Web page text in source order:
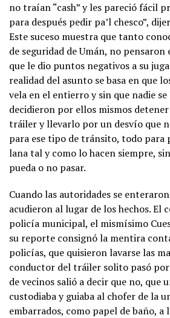
no traían “cash” y les pareció fácil
para después pedir pa’l chesco”,
Este suceso muestra que tanto
de seguridad de Umán, no
que le dio puntos negativos a su
realidad del asunto se basa en que
vela en el entierro y sin que nadie
decidieron por ellos mismos
tráiler y llevarlo por un desvío que
para ese tipo de tránsito, todo para
lana tal y como lo hacen siempre,
pueda o no pasar.
Cuando las autoridades se
acudieron al lugar de los hechos. El
policía municipal, el mismísimo
su reporte consignó la mentira
policías, que quisieron lavarse las
conductor del tráiler solito pasó
de vecinos salió a decir que no, que
custodiaba y guiaba al chofer de la
embarrados, como papel de baño, a